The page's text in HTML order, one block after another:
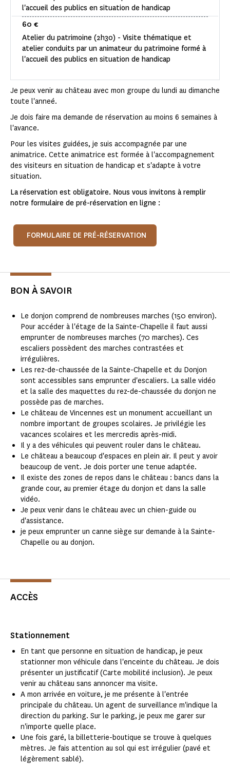
l'accueil des publics en situation de handicap
Atelier du patrimoine (2h30) - Visite thématique et
atelier conduits par un animateur du patrimoine formé à
l'accueil des publics en situation de handicap
60 €
Je peux venir au château avec mon groupe du lundi au dimanche
toute l'anneé.
Je dois faire ma demande de réservation au moins 6 semaines à
l'avance.
Pour les visites guidées, je suis accompagnée par une
animatrice. Cette animatrice est formée à l'accompagnement
des visiteurs en situation de handicap et s'adapte à votre
situation.
La réservation est obligatoire. Nous vous invitons à remplir
notre formulaire de pré-réservation en ligne :
FORMULAIRE DE PRÉ-RÉSERVATION
BON À SAVOIR
Le donjon comprend de nombreuses marches (150 environ).
Pour accéder à l'étage de la Sainte-Chapelle il faut aussi
emprunter de nombreuses marches (70 marches). Ces
escaliers possèdent des marches contrastées et
irrégulières.
Les rez-de-chaussée de la Sainte-Chapelle et du Donjon
sont accessibles sans emprunter d'escaliers. La salle vidéo
et la salle des maquettes du rez-de-chaussée du donjon ne
possède pas de marches.
Le château de Vincennes est un monument accueillant un
nombre important de groupes scolaires. Je privilégie les
vacances scolaires et les mercredis après-midi.
Il y a des véhicules qui peuvent rouler dans le château.
Le château a beaucoup d'espaces en plein air. Il peut y avoir
beaucoup de vent. Je dois porter une tenue adaptée.
Il existe des zones de repos dans le château : bancs dans la
grande cour, au premier étage du donjon et dans la salle
vidéo.
Je peux venir dans le château avec un chien-guide ou
d'assistance.
je peux emprunter un canne siège sur demande à la Sainte-
Chapelle ou au donjon.
ACCÈS
Stationnement
En tant que personne en situation de handicap, je peux
stationner mon véhicule dans l'enceinte du château. Je dois
présenter un justificatif (Carte mobilité inclusion). Je peux
venir au château sans annoncer ma visite.
A mon arrivée en voiture, je me présente à l'entrée
principale du château. Un agent de surveillance m'indique la
direction du parking. Sur le parking, je peux me garer sur
n'importe quelle place.
Une fois garé, la billetterie-boutique se trouve à quelques
mètres. Je fais attention au sol qui est irrégulier (pavé et
légèrement sablé).